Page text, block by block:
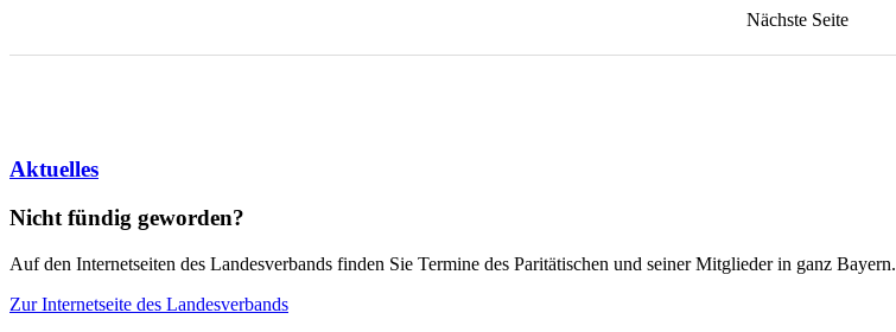
Nächste Seite
Aktuelles
Nicht fündig geworden?
Auf den Internetseiten des Landesverbands finden Sie Termine des Paritätischen und seiner Mitglieder in ganz Bayern.
Zur Internetseite des Landesverbands